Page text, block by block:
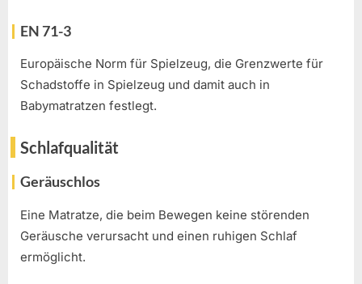
EN 71-3
Europäische Norm für Spielzeug, die Grenzwerte für
Schadstoffe in Spielzeug und damit auch in
Babymatratzen festlegt.
Schlafqualität
Geräuschlos
Eine Matratze, die beim Bewegen keine störenden
Geräusche verursacht und einen ruhigen Schlaf
ermöglicht.